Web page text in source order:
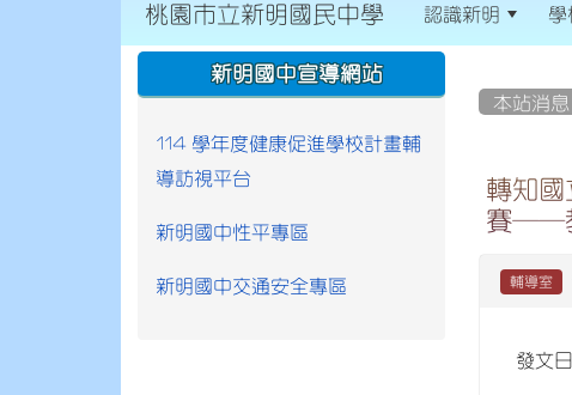
桃園市立新明國民中學 認識新明 學
本站消息
轉知國
賽──
輔導室
發文
:::
新明國中宣導網站
114 學年度健康促進學校計畫輔
導訪視平台
新明國中性平專區
新明國中交通安全專區